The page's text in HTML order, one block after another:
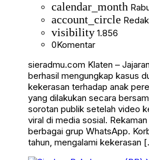
calendar_month
account_circle
visibility 1.856
0Komentar
sieradmu.com Klaten –
berhasil mengungkap kasus
kekerasan terhadap anak
yang dilakukan secara
sorotan publik setelah video
viral di media sosial.
berbagai grup WhatsApp.
tahun, mengalami kekerasan